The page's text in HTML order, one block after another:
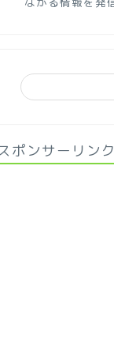
ポンサーリンク